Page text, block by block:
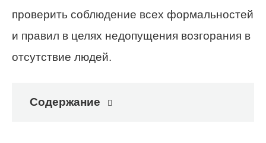
проверить соблюдение всех формальностей
и правил в целях недопущения возгорания в
отсутствие людей.
Содержание